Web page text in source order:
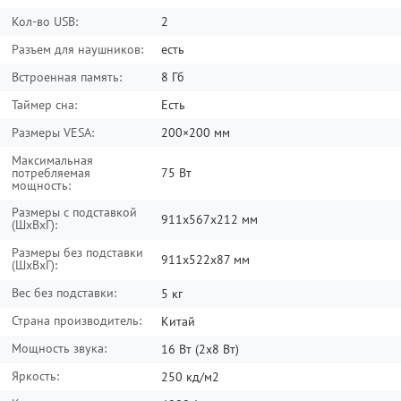
Кол-во USB:
2
Разъем для наушников:
есть
Встроенная память:
8 Гб
Таймер сна:
Есть
Размеры VESA:
200×200 мм
Максимальная
потребляемая
мощность:
75 Вт
Размеры с подставкой
(ШxВxГ): 911x567x212 мм
Размеры без подставки
(ШxВxГ): 911x522x87 мм
Вес без подставки:
5 кг
Страна производитель:
Китай
Мощность звука:
16 Вт (2х8 Вт)
Яркость:
250 кд/м2
нельзя при сканировании цифры отключить запоминание
скорость переключения между каналами (на более
невысокая максимальная яркость, не важно отображает
полутона (первоначальная настройка изображения
обязательна!) - минимальное количество настроек
картинки и звука - эргономика пульта (множество мелких
кнопок) - слабая начинка Смарт ТВ (на фильмах с высоким
битрейтом местами подтормаживает)
Ответить
Достоинства:
внешний вид и характеристики
Ответить
Саша П. 11 December 2018
Достоинства: